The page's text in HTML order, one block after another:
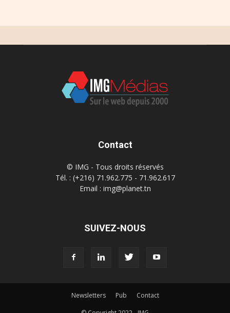
Contact
© IMG - Tous droits réservés
Tél. : (+216) 71.962.775 - 71.962.617
Email : img@planet.tn
SUIVEZ-NOUS
Newsletters Pub
Contact